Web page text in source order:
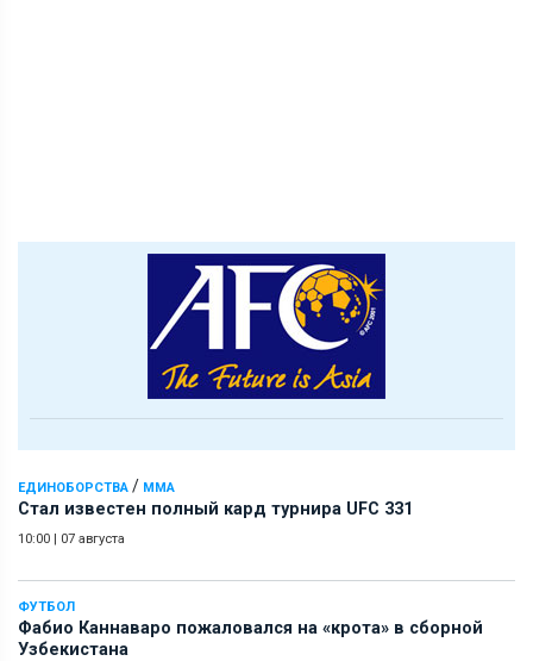
ЕДИНОБОРСТВА / ММА
Стал известен полный кард турнира UFC 331
10:00 | 07 августа
ФУТБОЛ
Фабио Каннаваро пожаловался на «крота» в сборной
Узбекистана